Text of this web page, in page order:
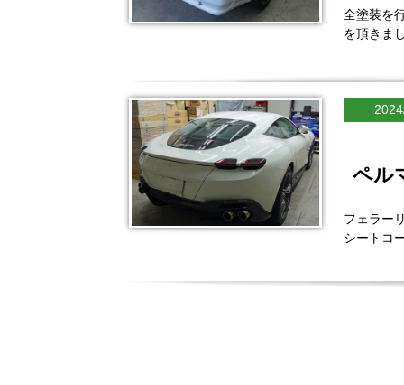
全塗装を
を頂きま
ペル
フェラー
シートコ